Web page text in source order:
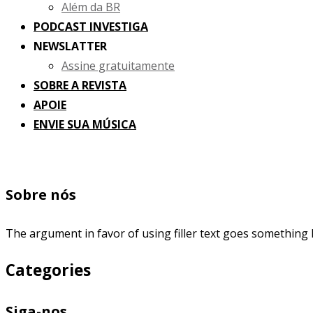
Além da BR
PODCAST INVESTIGA
NEWSLATTER
Assine gratuitamente
SOBRE A REVISTA
APOIE
ENVIE SUA MÚSICA
Sobre nós
The argument in favor of using filler text goes
Categories